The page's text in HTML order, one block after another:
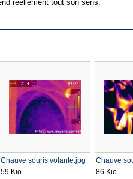
réellement tout son sens.
Chauve souris volante.jpg
59 Kio
Chauve
86 Kio